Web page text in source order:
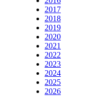
2017
2018
2019
2020
2021
2022
2023
2024
2025
2026